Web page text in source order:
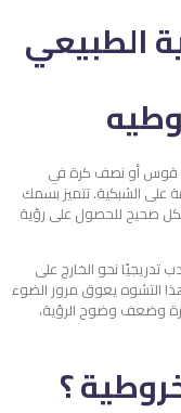
الطبيعي
قوس أو نصف كرة في
على الشبكية. تتميز بسمك
صحيح للحصول على رؤية
تدريجيًا نحو الخارج على
التشوه يعوق مرور الضوء
وضعف وضوح الرؤية،
؟